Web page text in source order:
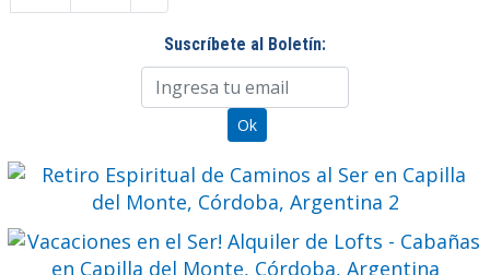
Suscríbete al Boletín: